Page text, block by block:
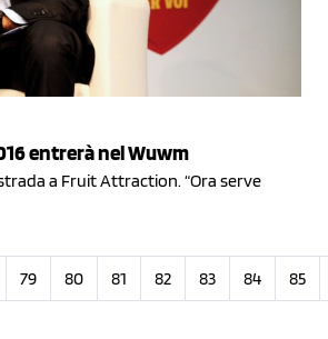
entrerà nel Wuwm
a Fruit Attraction. “Ora serve
79 80 81 82 83 84 85